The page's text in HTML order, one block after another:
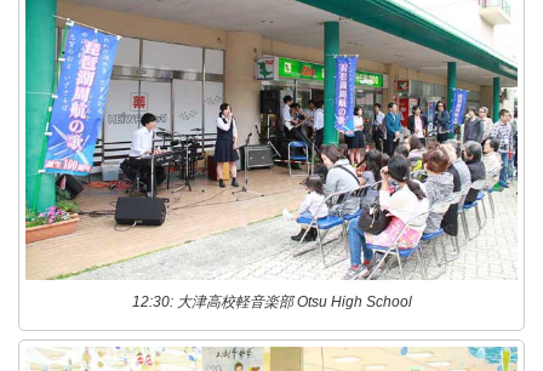
12:30: 大津高校軽音楽部 Otsu High School